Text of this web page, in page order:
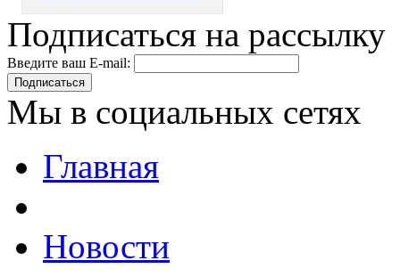
Подписаться на рассылку
Введите ваш E-mail:
Подписаться
Мы в социальных сетях
Главная
Новости